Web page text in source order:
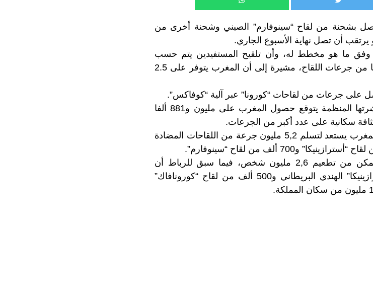
بشحنة من لقاح “سينوفارم” الصيني وشحنة أخرى من
و يرتقب أن تصل نهاية الأسبوع الجاري.
وفق ما هو مخطط له، وأن تلقيح المستفيدين يتم حسب
الفئات المستهدفة والكميات المتوفر عليها من جرعات اللقاح، مشيرة إلى أن المغرب يتوفر على 2.5
جرعات من لقاحات “كورونا” عبر آلية “كوفاكس”.
وفي هذا الإطار، وحسب اللائحة التي نشرتها المنظمة يتوقع حصول المغرب على مليون و881 ألفا
ومن جهتها قالت صحيفة “ميديا 24” بأن المغرب يستعد لتسلم 5,2 مليون جرعة من اللقاحات المضادة
الجرعات التي ستتوصل المغرب بها ستمكن من تطعيم 2,6 مليون شخص، فيما سبق للرباط أن
استلمت 2 مليون جرعة من لقاح “أسترازينيكا” الهندي البريطاني و500 ألف من لقاح “كورونافاك”